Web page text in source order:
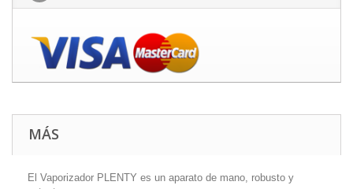
MÁS
El Vaporizador PLENTY es un aparato de mano, robusto y